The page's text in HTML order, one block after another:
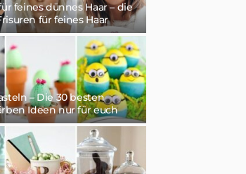
feines dünnes Haar – die
für feines Haar
– Die 30 besten
Ideen nur für euch